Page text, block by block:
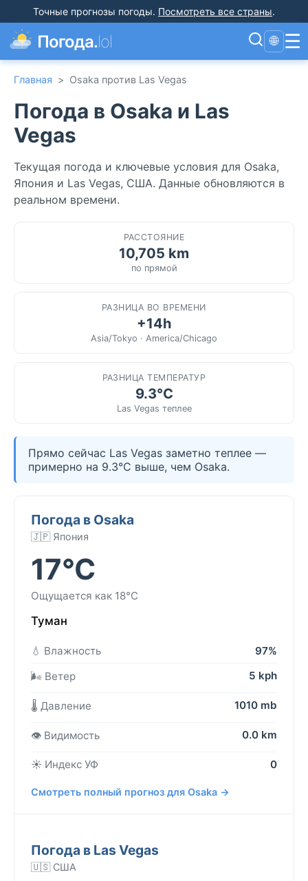
Точные прогнозы погоды. Посмотреть все страны.
Погода.lol 🌐 ☰
Главная > Osaka против Las Vegas
Погода в Osaka и Las
Vegas
Текущая погода и ключевые условия для Osaka,
Япония и Las Vegas, США. Данные обновляются в
реальном времени.
РАССТОЯНИЕ
10,705 km
по прямой
РАЗНИЦА ВО ВРЕМЕНИ
+14h
Asia/Tokyo · America/Chicago
РАЗНИЦА ТЕМПЕРАТУР
9.3°C
Las Vegas теплее
Прямо сейчас Las Vegas заметно теплее —
примерно на 9.3°C выше, чем Osaka.
Погода в Osaka
🇯🇵 Япония
17°C
Ощущается как 18°C
Туман
💧 Влажность
97%
🌬️ Ветер
5 kph
🌡️ Давление 1010 mb
👁️ Видимость 0.0 km
☀️ Индекс УФ 0
Смотреть полный прогноз для Osaka →
Погода в Las Vegas
🇺🇸 США